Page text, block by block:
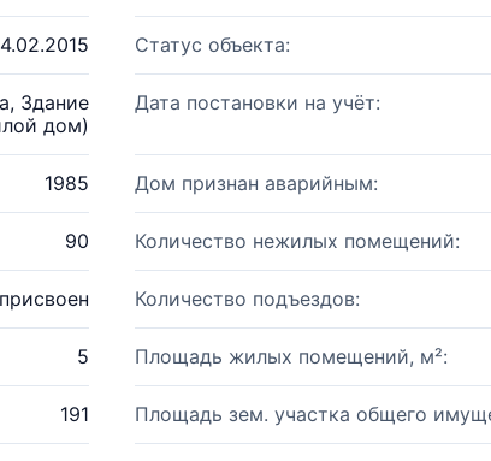
Статус объекта:
Здание
дом)
Дата постановки на учёт:
1985 Дом признан аварийным:
90 Количество нежилых помещений:
Количество подъездов:
5 Площадь жилых помещений, м²:
191 Площадь зем. участка общего